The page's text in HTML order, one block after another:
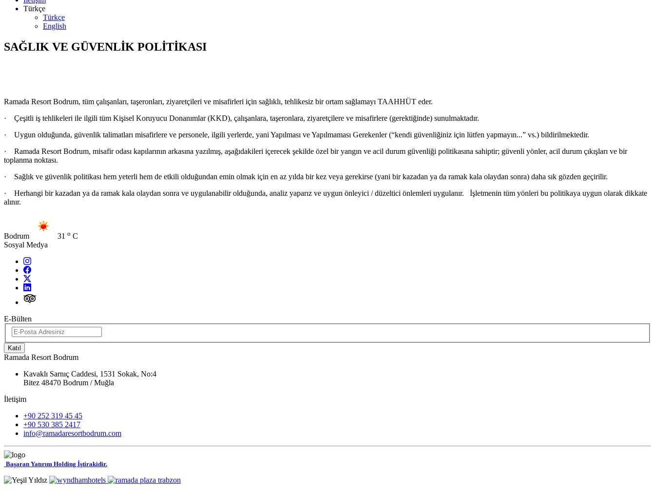
Türkçe
Türkçe
English
SAĞLIK VE GÜVENLİK POLİTİKASI
Ramada Resort Bodrum, tüm çalışanları, taşeronları, ziyaretçileri ve misafirleri için sağlıklı, tehlikesiz bir ortam sağlamayı TAAHHÜT eder.
· Çeşitli iş tehlikeleri ile ilgili tüm Kişisel Koruyucu Donanımlar (KKD), çalışanlara, taşeronlara, ziyaretçilere ve misafirlere (gerektiğinde) sunulmaktadır.
· Uygun olduğunda, güvenlik talimatları misafirlere ve personele, ilgili yerlerde, yani Yapılması ve Yapılmaması Gerekenler (“kendi güvenliğiniz için lütfen yapmayın...” vs.) bildirilmektedir.
· Ramada Resort Bodrum, misafir odası kapılarının arkasına yazılmış, aşağıdakileri içerecek şekilde özel bir yangın ve acil durum güvenliği politikasına sahiptir; güvenli yönler, acil durum çıkışları ve bir
toplanma noktası.
· Sağlık ve güvenlik politikası hem yeterli hem de etkili olduğundan emin olmak için en az yılda bir kez veya gerekirse (yani bir kazadan ya da ramak kala olaydan sonra) daha sık gözden geçirilir.
· Herhangi bir kazadan ya da ramak kala olaydan sonra ve uygulanabilir olduğunda, analiz yaparız ve uygun önleyici / düzeltici önlemleri uygulanır. İşletmenin tüm yönleri bu politikaya uygun olarak dikkate
alınır.
Bodrum 31 o C
Sosyal Medya
E-Bülten
Katıl
Ramada Resort Bodrum
Kavaklı Sarnıç Caddesi, 1531 Sokak, No:4
Bitez 48470 Bodrum / Muğla
İletişim
+90 252 319 45 45
+90 530 385 2417
info@ramadaresortbodrum.com
Başaran Yatırım Holding İştirakidir.